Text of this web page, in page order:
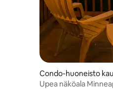
Condo-huoneisto
sa Sugar Mountain
Upea näköala